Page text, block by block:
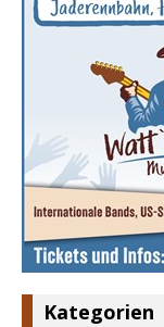
Kategorien